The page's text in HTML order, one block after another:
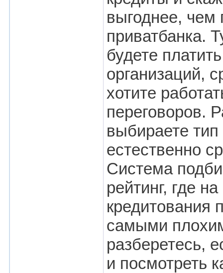
выгоднее, чем
приватбанка.
будете
организаций,
хотите
переговоров.
выбираете
естественно
Система
рейтинг, где
кредитования
самыми
разберетесь,
и посмотреть